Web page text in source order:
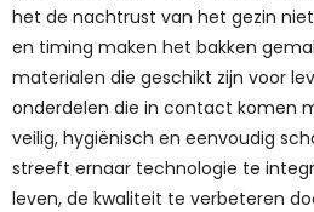
het de nachtrust van het gezin
en timing maken het bakken
materialen die geschikt zijn voor
onderdelen die in contact komen
veilig, hygiënisch en eenvoudig
streeft ernaar technologie te
leven, de kwaliteit te verbeteren